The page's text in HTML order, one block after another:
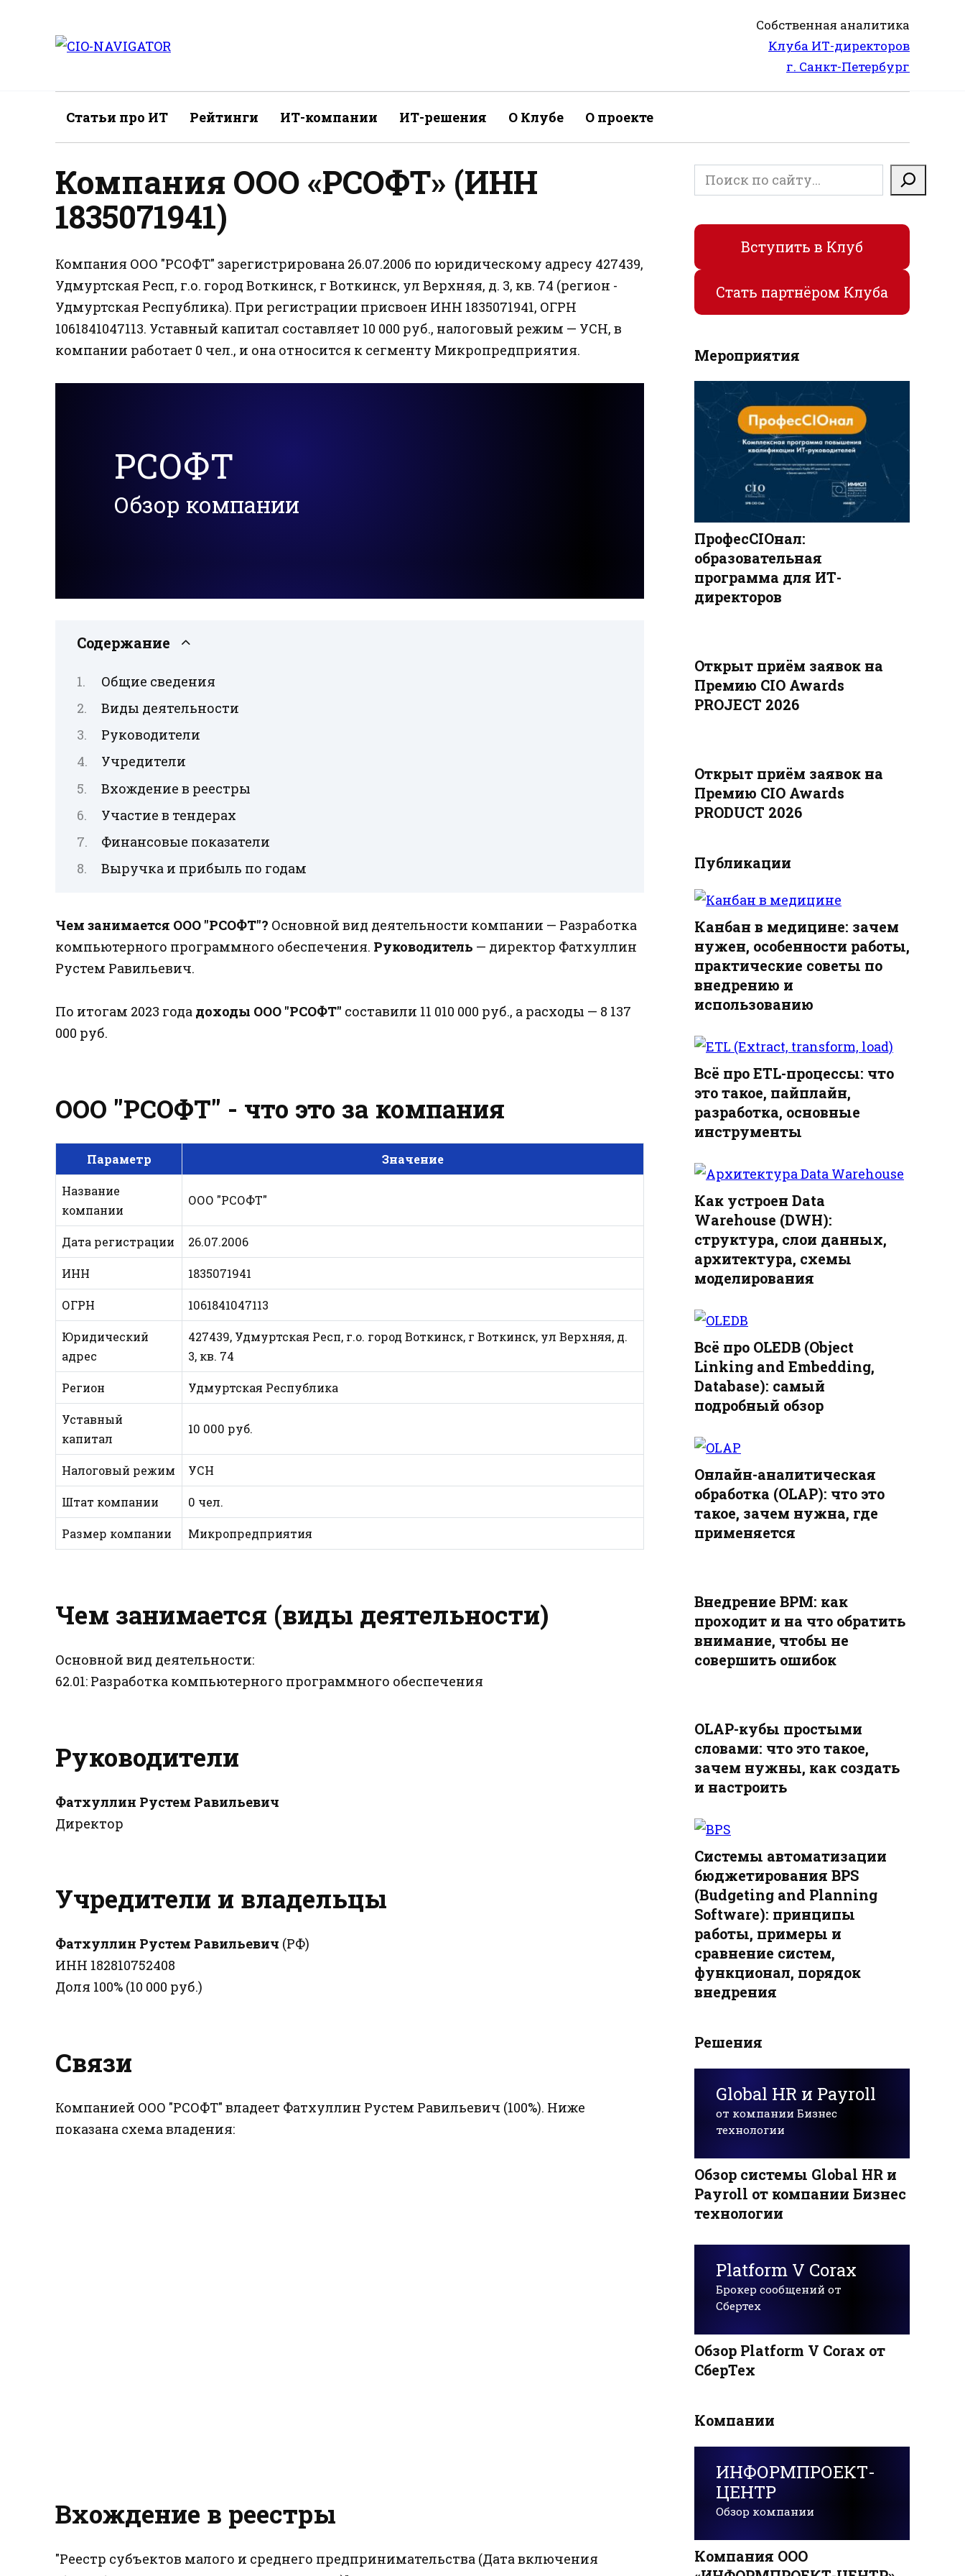
содержанию
Собственная аналитика
Клуба ИТ-директоров
г. Санкт-Петербург
Статьи про ИТ Рейтинги ИТ-компании ИТ-решения О Клубе О проекте
Компания ООО «РСОФТ» (ИНН
1835071941)
Компания ООО "РСОФТ" зарегистрирована 26.07.2006 по юридическому адресу 427439,
Удмуртская Респ, г.о. город Воткинск, г Воткинск, ул Верхняя, д. 3, кв. 74 (регион -
Удмуртская Республика). При регистрации присвоен ИНН 1835071941, ОГРН
1061841047113. Уставный капитал составляет 10 000 руб., налоговый режим — УСН, в
компании работает 0 чел., и она относится к сегменту Микропредприятия.
РСОФТ
Обзор компании
Содержание
Общие сведения
Виды деятельности
Руководители
Учредители
Вхождение в реестры
Участие в тендерах
Финансовые показатели
Выручка и прибыль по годам
Чем занимается ООО "РСОФТ"? Основной вид деятельности компании — Разработка
компьютерного программного обеспечения. Руководитель — директор Фатхуллин
Рустем Равильевич.
По итогам 2023 года доходы ООО "РСОФТ" составили 11 010 000 руб., а расходы — 8 137
000 руб.
ООО "РСОФТ" - что это за компания
Параметр Значение
Название
компании
ООО "РСОФТ"
Дата регистрации 26.07.2006
ИНН 1835071941
ОГРН 1061841047113
Юридический
адрес
427439, Удмуртская Респ, г.о. город Воткинск, г Воткинск, ул Верхняя, д.
3, кв. 74
Регион Удмуртская Республика
Уставный
капитал
10 000 руб.
Налоговый режим УСН
Штат компании 0 чел.
Размер компании Микропредприятия
Чем занимается (виды деятельности)
Основной вид деятельности:
62.01: Разработка компьютерного программного обеспечения
Руководители
Фатхуллин Рустем Равильевич
Директор
Учредители и владельцы
Фатхуллин Рустем Равильевич (РФ)
ИНН 182810752408
Доля 100% (10 000 руб.)
Связи
Компанией ООО "РСОФТ" владеет Фатхуллин Рустем Равильевич (100%). Ниже
показана схема владения:
Вхождение в реестры
"Реестр субъектов малого и среднего предпринимательства (Дата включения
Поиск
Вступить в Клуб
Стать партнёром Клуба
Мероприятия
ПрофесCIOнал:
образовательная
программа для ИТ-
директоров
Открыт приём заявок на
Премию CIO Awards
PROJECT 2026
Открыт приём заявок на
Премию CIO Awards
PRODUCT 2026
Публикации
Канбан в медицине: зачем
нужен, особенности работы,
практические советы по
внедрению и
использованию
Всё про ETL-процессы: что
это такое, пайплайн,
разработка, основные
инструменты
Как устроен Data
Warehouse (DWH):
структура, слои данных,
архитектура, схемы
моделирования
Всё про OLEDB (Object
Linking and Embedding,
Database): самый
подробный обзор
Онлайн-аналитическая
обработка (OLAP): что это
такое, зачем нужна, где
применяется
Внедрение BPM: как
проходит и на что обратить
внимание, чтобы не
совершить ошибок
OLAP-кубы простыми
словами: что это такое,
зачем нужны, как создать
и настроить
Системы автоматизации
бюджетирования BPS
(Budgeting and Planning
Software): принципы
работы, примеры и
сравнение систем,
функционал, порядок
внедрения
Решения
Global HR и Payroll
от компании Бизнес
технологии
Обзор системы Global HR и
Payroll от компании Бизнес
технологии
Platform V Corax
Брокер сообщений от
Сбертех
Обзор Platform V Corax от
СберТех
Компании
ИНФОРМПРОЕКТ-
ЦЕНТР
Обзор компании
Компания ООО